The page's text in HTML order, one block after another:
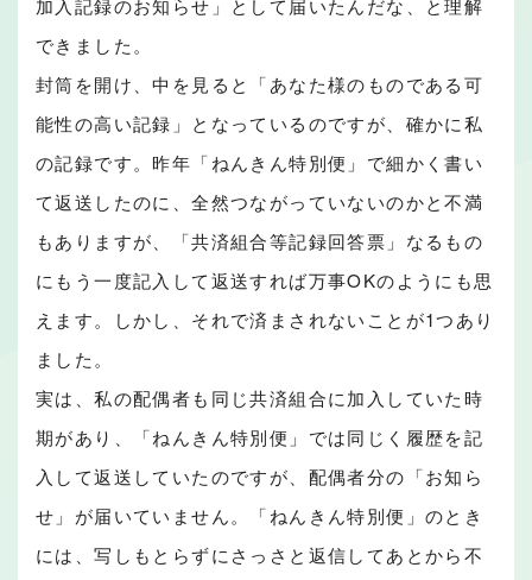
加入記録のお知らせ」として届いたんだな、と理解
できました。
封筒を開け、中を見ると「あなた様のものである可
能性の高い記録」となっているのですが、確かに私
の記録です。昨年「ねんきん特別便」で細かく書い
て返送したのに、全然つながっていないのかと不満
もありますが、「共済組合等記録回答票」なるもの
にもう一度記入して返送すれば万事OKのようにも思
えます。しかし、それで済まされないことが1つあり
ました。
実は、私の配偶者も同じ共済組合に加入していた時
期があり、「ねんきん特別便」では同じく履歴を記
入して返送していたのですが、配偶者分の「お知ら
せ」が届いていません。「ねんきん特別便」のとき
には、写しもとらずにさっさと返信してあとから不